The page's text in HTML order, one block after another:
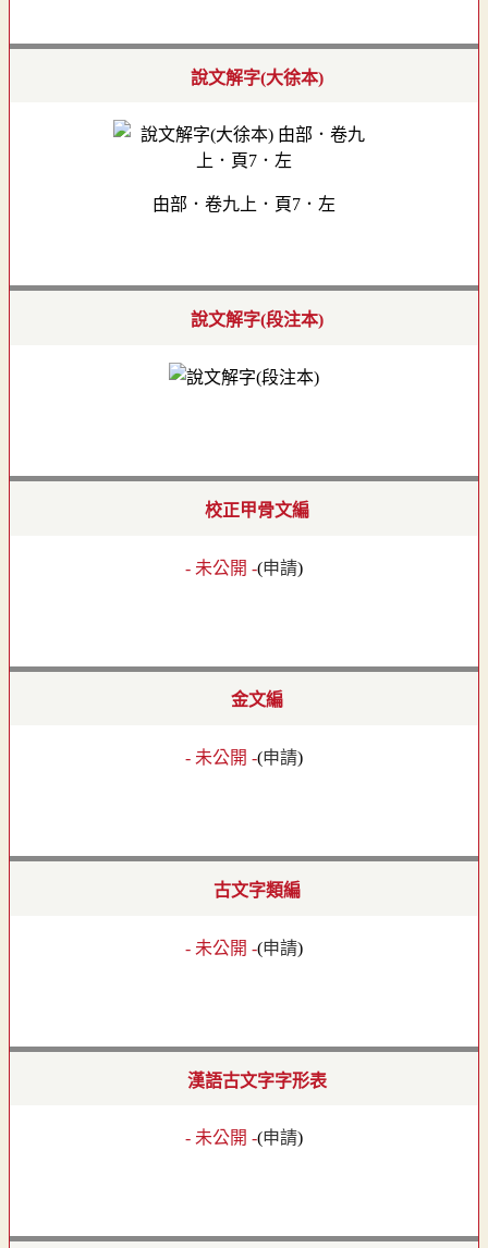
說文解字(大徐本)
甶部．卷九上．頁7．左
說文解字(段注本)
校正甲骨文編
- 未公開 -(申請)
金文編
- 未公開 -(申請)
古文字類編
- 未公開 -(申請)
漢語古文字字形表
- 未公開 -(申請)